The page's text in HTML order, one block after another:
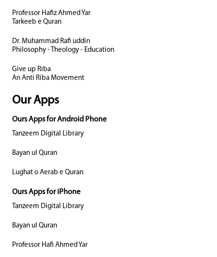
Professor Hafiz Ahmed Yar
Tarkeeb e Quran
Dr. Muhammad Rafi uddin
Philosophy - Theology - Education
Give up Riba
An Anti Riba Movement
Our Apps
Ours Apps for Android Phone
Tanzeem Digital Library
Bayan ul Quran
Lughat o Aerab e Quran
Ours Apps for iPhone
Tanzeem Digital Library
Bayan ul Quran
Professor Hafi Ahmed Yar